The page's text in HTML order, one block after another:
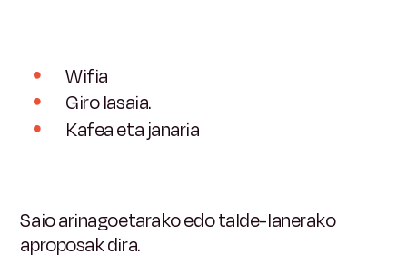
Wifia
Giro lasaia.
Kafea eta janaria
Saio arinagoetarako edo talde-lanerako
aproposak dira.